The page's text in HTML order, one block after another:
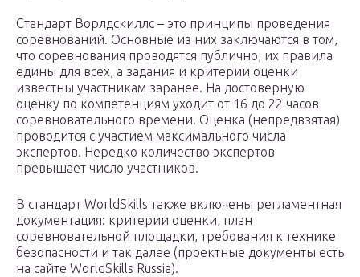
Стандарт Ворлдскиллс – это принципы проведения
соревнований. Основные из них заключаются в том,
что соревнования проводятся публично, их правила
едины для всех, а задания и критерии оценки
известны участникам заранее. На достоверную
оценку по компетенциям уходит от 16 до 22 часов
соревновательного времени. Оценка (непредвзятая)
проводится с участием максимального числа
экспертов. Нередко количество экспертов
превышает число участников.
В стандарт WorldSkills также включены регламентная
документация: критерии оценки, план
соревновательной площадки, требования к технике
безопасности и так далее (проектные документы есть
на сайте WorldSkills Russia).